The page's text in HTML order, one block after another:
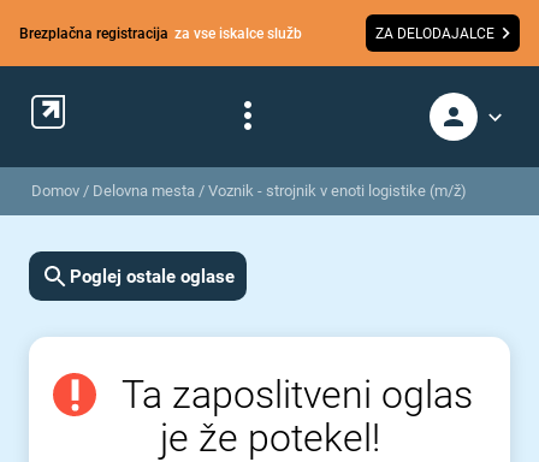
Brezplačna registracija za vse iskalce služb ZA DELODAJALCE
Domov / Delovna mesta / Voznik - strojnik v enoti logistike (m/ž)
Poglej ostale oglase
Ta zaposlitveni oglas
je že potekel!